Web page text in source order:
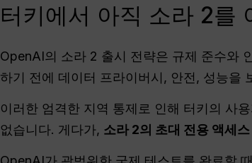
터키에서 아직 소라 2를
OpenAI의 소라 2 출시 전략은 규제 준수와
하기 전에 데이터 프라이버시, 안전, 성능을
이러한 엄격한 지역 통제로 인해 터키의 사
없습니다. 게다가, 소라 2의 초대 전용 액세스